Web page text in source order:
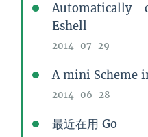
Eshell
2014-07-29
A mini Scheme
2014-06-28
最近在用 Go